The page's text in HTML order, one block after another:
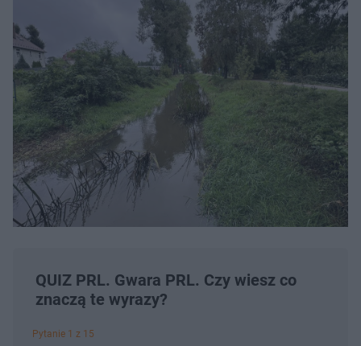
QUIZ PRL. Gwara PRL. Czy wiesz co
znaczą te wyrazy?
Pytanie 1 z 15